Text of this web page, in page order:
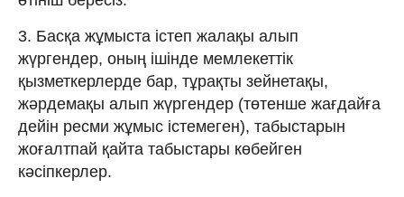
3. Басқа жұмыста істеп жалақы алып
жүргендер, оның ішінде мемлекеттік
қызметкерлерде бар, тұрақты зейнетақы,
жәрдемақы алып жүргендер (төтенше жағдайға
дейін ресми жұмыс істемеген), табыстарын
жоғалтпай қайта табыстары көбейген
кәсіпкерлер.